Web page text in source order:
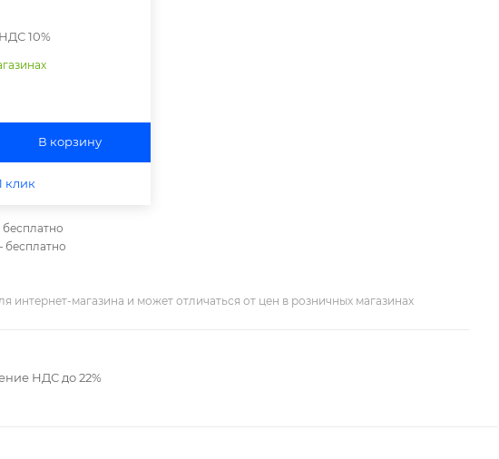
10%
В корзину
клик
бесплатно
интернет-магазина и может отличаться от цен в розничных магазинах
НДС до 22%